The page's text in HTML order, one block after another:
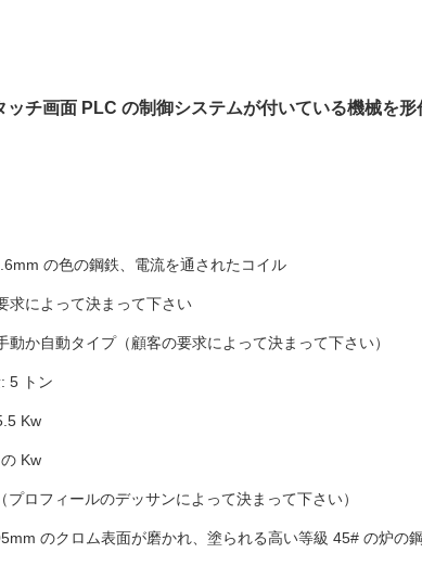
ッチ画面 PLC の制御システムが付いている機械を
の色の鋼鉄、電流を通されたコイル
求によって決まって下さい
動か自動タイプ（顧客の要求によって決まって下さい）
5 トン
Kw
Kw
ロフィールのデッサンによって決まって下さい）
のクロム表面が磨かれ、塗られる高い等級 45# の炉の